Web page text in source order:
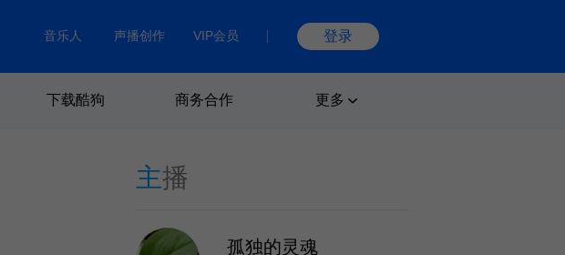
音乐人 声播创作 VIP会员 登录
下载酷狗 商务合作 更多
主播
孤独的灵魂